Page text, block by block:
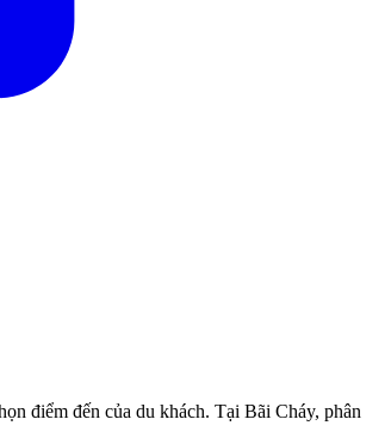
điểm đến của du khách. Tại Bãi Cháy, phân